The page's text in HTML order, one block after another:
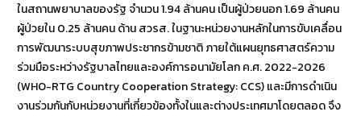
ในสถานพยาบาลของรัฐ จำนวน 1.94 ล้านคน เป็นผู้ป่วยนอก 1.69 ล้านคน
ผู้ป่วยใน 0.25 ล้านคน ด้าน สวรส. ในฐานะหน่วยงานหลักในการขับเคลื่อน
การพัฒนาระบบสุขภาพประชากรข้ามชาติ ภายใต้แผนยุทธศาสตร์ความ
ร่วมมือระหว่างรัฐบาลไทยและองค์การอนามัยโลก ค.ศ. 2022-2026
(WHO-RTG Country Cooperation Strategy: CCS) และมีการดำเนิน
งานร่วมกันกับหน่วยงานที่เกี่ยวข้องทั้งในและต่างประเทศมาโดยตลอด จึง